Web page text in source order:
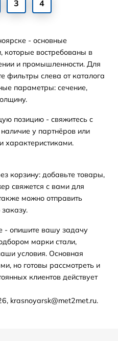
3 4
- основные
которые востребованы в
и промышленности. Для
фильтры слева от каталога
параметры: сечение,
позицию - свяжитесь с
у партнёров или
характеристиками.
корзину: добавьте товары,
свяжется с вами для
можно отправить
- опишите вашу задачу
марки стали,
условия. Основная
но готовы рассмотреть и
клиентов действует
krasnoyarsk@met2met.ru.